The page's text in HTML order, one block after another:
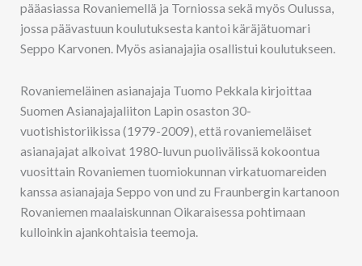
pääasiassa Rovaniemellä ja Torniossa sekä myös Oulussa,
jossa päävastuun koulutuksesta kantoi käräjätuomari
Seppo Karvonen. Myös asianajajia osallistui koulutukseen.
Rovaniemeläinen asianajaja Tuomo Pekkala kirjoittaa
Suomen Asianajajaliiton Lapin osaston 30-
vuotishistoriikissa (1979-2009), että rovaniemeläiset
asianajajat alkoivat 1980-luvun puolivälissä kokoontua
vuosittain Rovaniemen tuomiokunnan virkatuomareiden
kanssa asianajaja Seppo von und zu Fraunbergin kartanoon
Rovaniemen maalaiskunnan Oikaraisessa pohtimaan
kulloinkin ajankohtaisia teemoja.